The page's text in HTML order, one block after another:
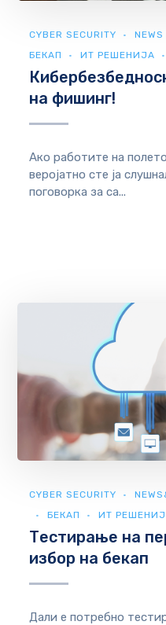
CYBER SECURITY
БЕКАП
ИТ РЕШЕНИЈА
на фишинг!
Ако работите на
веројатно сте ја
поговорка за са...
CYBER SECURITY
БЕКАП
ИТ
Тестирање на
избор на бекап
Дали е потребно